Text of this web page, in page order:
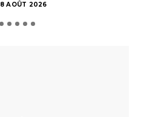
8 AOÛT 2026